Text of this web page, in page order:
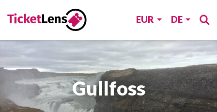
EUR DE
Gullfoss